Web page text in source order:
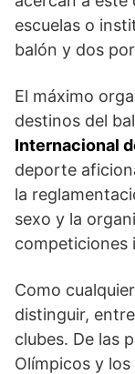
escuelas o
balón y dos
El máximo
destinos del
Inter­nacional
deporte
la
sexo y la
competiciones
Como
distinguir,
clubes. De las
Olímpicos y